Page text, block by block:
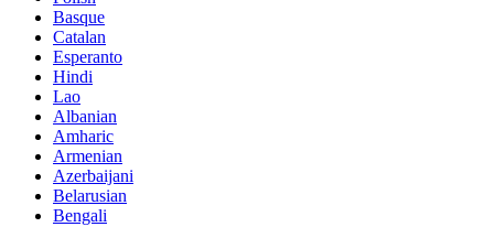
Basque
Catalan
Esperanto
Hindi
Lao
Albanian
Amharic
Armenian
Azerbaijani
Belarusian
Bengali